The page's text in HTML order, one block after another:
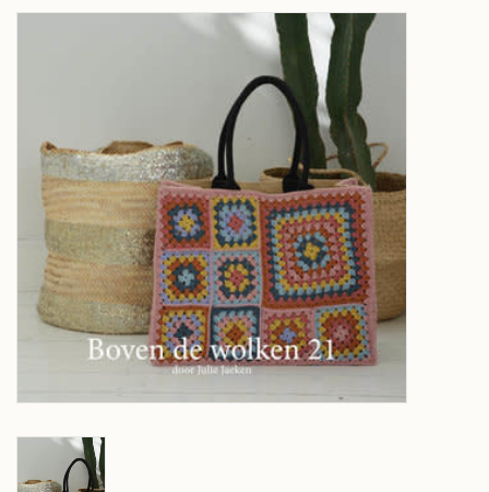
workshops
Over wolder